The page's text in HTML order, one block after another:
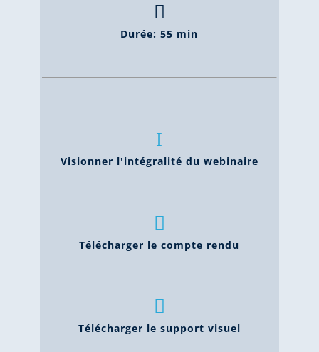

Durée: 55 min
I
Visionner l'intégralité du webinaire

Télécharger le compte rendu

Télécharger le support visuel